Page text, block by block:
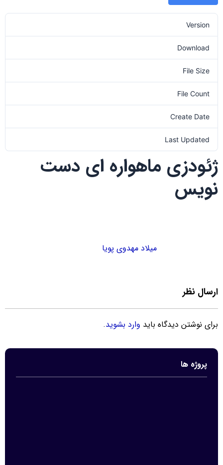
Version
Download
File Size
File Count
Create Date
Last Updated
ژئودزی ماهواره ای دست
نویس
میلاد مهدوی پویا
ارسال نظر
برای نوشتن دیدگاه باید وارد بشوید.
پروژه ها